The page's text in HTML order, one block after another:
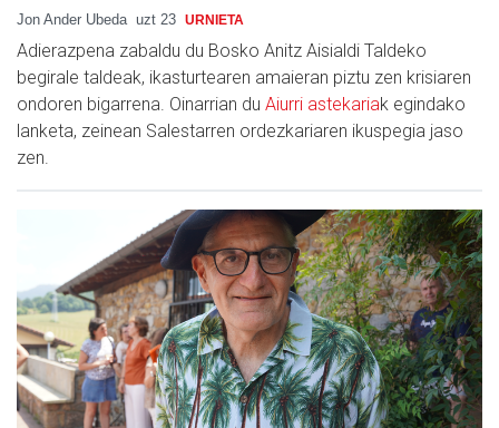
Jon Ander Ubeda uzt 23 URNIETA
Adierazpena zabaldu du Bosko Anitz Aisialdi Taldeko
begirale taldeak, ikasturtearen amaieran piztu zen krisiaren
ondoren bigarrena. Oinarrian du Aiurri astekariak egindako
lanketa, zeinean Salestarren ordezkariaren ikuspegia jaso
zen.